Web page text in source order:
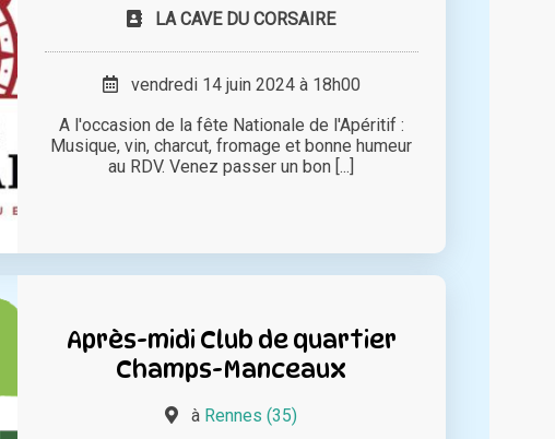
LA CAVE DU CORSAIRE
vendredi 14 juin 2024 à 18h00
A l'occasion de la fête Nationale de l'Apéritif :
Musique, vin, charcut, fromage et bonne humeur
au RDV. Venez passer un bon [...]
Après-midi Club de quartier
Champs-Manceaux
à Rennes (35)